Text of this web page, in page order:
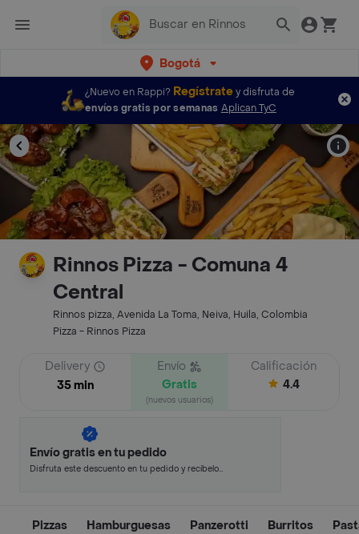
Bogotá
¿Nuevo en Rappi? Regístratey disfruta de
envíos gratis por semanas Aplican TyC
Rinnos Pizza - Comuna 4
Central
Rinnos pizza, Avenida La Toma, Neiva, Huila, Colombia
Pizza - Rinnos Pizza
Delivery
35 min
Envío
Gratis
(nuevos usuarios)
Calificación
4.4
Envío gratis en tu pedido
Disfruta este descuento en tu pedido y recíbelo
Pizzas Hamburguesas Panzerotti Burritos